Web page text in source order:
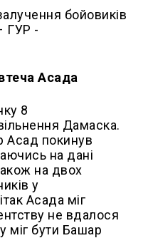
Асада
8
Дамаска.
Асад покинув
на дані
на двох
у
Асада міг
не вдалося
міг бути Башар